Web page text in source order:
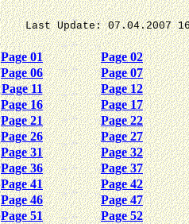
Last Update: 07.04.2007
Page 01
Page 02
Page 06
Page 07
Page 11
Page 12
Page 16
Page 17
Page 21
Page 22
Page 26
Page 27
Page 31
Page 32
Page 36
Page 37
Page 41
Page 42
Page 46
Page 47
Page 51
Page 52